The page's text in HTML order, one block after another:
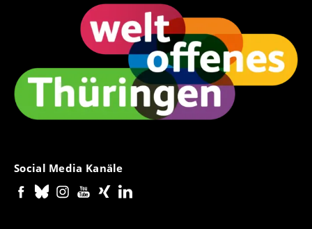
Social Media Kanäle